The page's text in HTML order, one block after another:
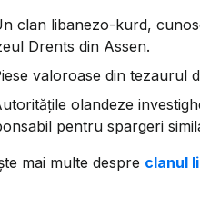
clan libanezo-kurd,
Drents din Assen.
valoroase din tezaurul
olandeze
pentru spargeri
mai multe despre clanul